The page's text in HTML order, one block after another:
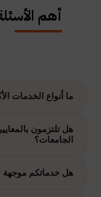
أهم
ما أنواع الخدمات
نوفر حلولًا متكاملة
الأكاديمية، التحليل
هل تلتزمون
الجامعات؟
نعم، نلتزم بتنفيذ
هل خدماتكم موجهة